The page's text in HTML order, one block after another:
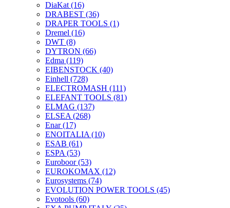
DiaKat (16)
DRABEST (36)
DRAPER TOOLS (1)
Dremel (16)
DWT (8)
DYTRON (66)
Edma (119)
EIBENSTOCK (40)
Einhell (728)
ELECTROMASH (111)
ELEFANT TOOLS (81)
ELMAG (137)
ELSEA (268)
Enar(17)
ENOITALIA (10)
ESAB (61)
ESPA (53)
Euroboor(53)
EUROKOMAX (12)
Eurosystems (74)
EVOLUTION POWER TOOLS (45)
Evotools (60)